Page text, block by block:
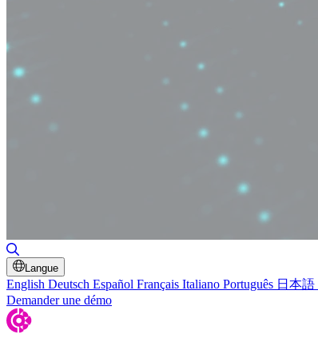
Langue
English Deutsch Español Français Italiano Português 日本語
Demander une démo